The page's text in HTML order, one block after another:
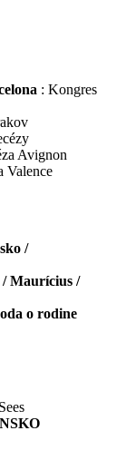
: Kongres
Avignon
Valence
/
Maurícius /
o rodine